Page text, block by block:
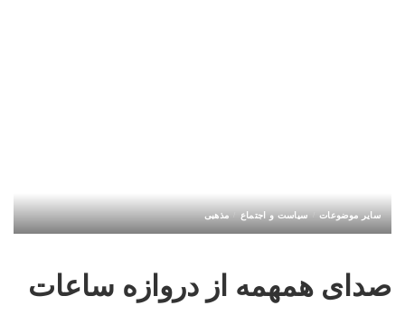
سایر موضوعات سیاست و اجتماع مذهبی
صدای همهمه از دروازه ساعات